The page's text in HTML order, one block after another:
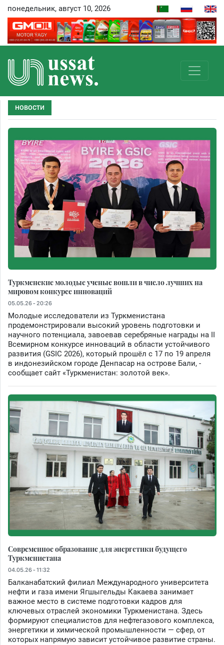
понедельник, август 10, 2026
НОВОСТИ
Туркменские молодые ученые вошли в число лучших на
мировом конкурсе инноваций
05.05.26 - 20:26
Молодые исследователи из Туркменистана
продемонстрировали высокий уровень подготовки и
научного потенциала, завоевав серебряные награды на II
Всемирном конкурсе инноваций в области устойчивого
развития (GSIC 2026), который прошёл с 17 по 19 апреля
в индонезийском городе Денпасар на острове Бали, -
сообщает сайт «Туркменистан: золотой век».
Современное образование для энергетики будущего
Туркменистана
04.05.26 - 11:32
Балканабатский филиал Международного университета
нефти и газа имени Ягшыгельды Какаева занимает
важное место в системе подготовки кадров для
ключевых отраслей экономики Туркменистана. Здесь
формируют специалистов для нефтегазового комплекса,
энергетики и химической промышленности — сфер, от
которых напрямую зависит устойчивое развитие страны.